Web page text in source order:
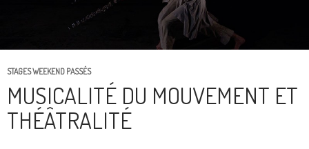
STAGES WEEKEND PASSÉS
MUSICALITÉ DU MOUVEMENT ET
THÉÂTRALITÉ